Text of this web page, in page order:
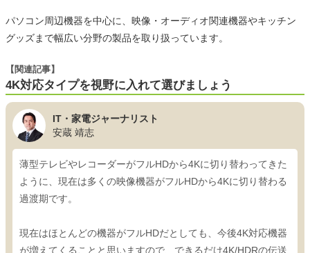
パソコン周辺機器を中心に、映像・オーディオ関連機器やキッチン
グッズまで幅広い分野の製品を取り扱っています。
4K対応タイプを視野に入れて選びましょう
【関連記事】
IT・家電ジャーナリスト
安蔵 靖志
薄型テレビやレコーダーがフルHDから4Kに切り替わってきた
ように、現在は多くの映像機器がフルHDから4Kに切り替わる
過渡期です。
現在はほとんどの機器がフルHDだとしても、今後4K対応機器
が増えてくることと思いますので、できるだけ4K/HDRの伝送